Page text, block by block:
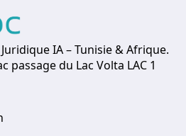
IA – Tunisie & Afrique.
passage du Lac Volta LAC 1